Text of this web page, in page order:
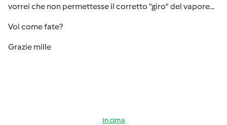
vorrei che non permettesse il corretto "giro" del vapore...
Voi come fate?
Grazie mille
In cima